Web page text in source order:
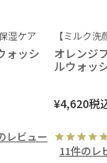
湿ケア
ォッシ
レビュー
【ミルク
オレンジ
ルウォッ
¥4,620税
11件のレ